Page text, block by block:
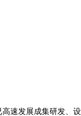
速发展成集研发